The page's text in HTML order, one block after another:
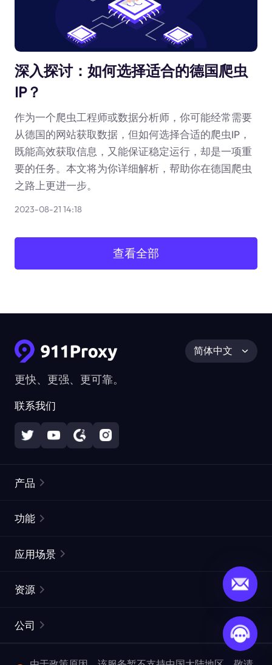
深入探讨：如何选择适合的德国爬虫
IP？
作为一个爬虫工程师或数据分析师，你可能经常需要
从德国的网站获取数据，但如何选择合适的爬虫IP，
既能高效获取信息，又能保证稳定运行，却是一项重
要的任务。本文将为你详细解析，帮助你在德国爬虫
之路上更进一步。
2023-08-21 14:18
查看全部
更快、更强、更可靠。
联系我们
简体中文
产品
静态住宅代理
网页抓取 API
功能
ISP代理
ProxySite
应用场景
市场研究
资源
常见问题解答
公司